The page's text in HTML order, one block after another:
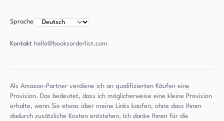
Sprache
Kontakt hello@booksorderlist.com
Als Amazon-Partner verdiene ich an qualifizierten Käufen eine
Provision. Das bedeutet, dass ich möglicherweise eine kleine Provision
erhalte, wenn Sie etwas über meine Links kaufen, ohne dass Ihnen
dadurch zusätzliche Kosten entstehen. Ich danke Ihnen für die